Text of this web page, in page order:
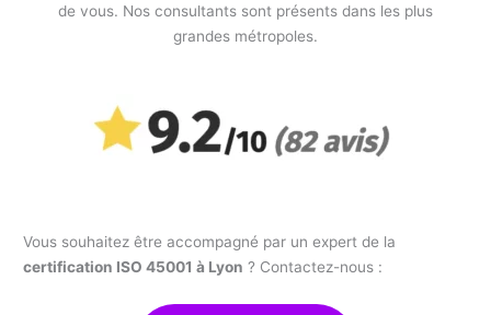
de vous. Nos consultants sont présents dans les plus
grandes métropoles.
Vous souhaitez être accompagné par un expert de la
certification ISO 45001 à Lyon ? Contactez-nous :